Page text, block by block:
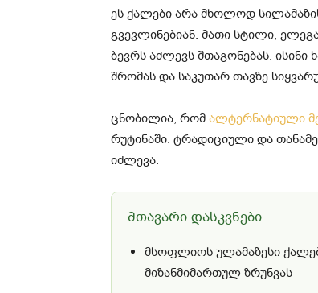
ეს ქალები არა მხოლოდ
გვევლინებიან. მათი სტილი,
ბევრს აძლევს შთაგონებას. ისინი
შრომას და საკუთარ თავზე
ცნობილია, რომ ალტერნატიული
რუტინაში. ტრადიციული და
იძლევა.
მთავარი დასკვნები
მსოფლიოს ულამაზესი
მიზანმიმართულ ზრუნვას